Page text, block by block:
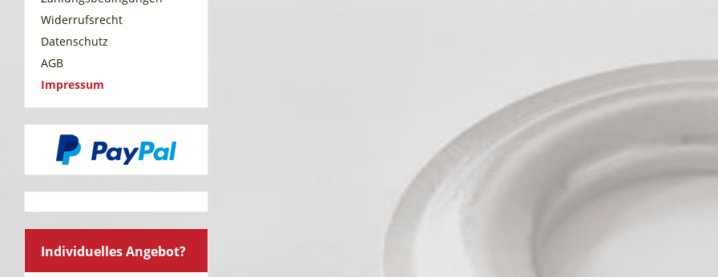
Widerrufsrecht
Datenschutz
AGB
Impressum
Individuelles Angebot?